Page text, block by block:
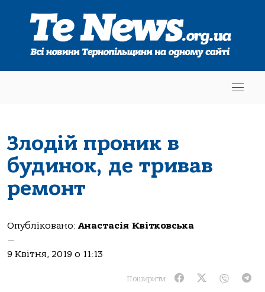
Злодій проник в
будинок, де тривав
ремонт
Опубліковано: Анастасія Квітковська
—
9 Квітня, 2019 о 11:13
Поширити: